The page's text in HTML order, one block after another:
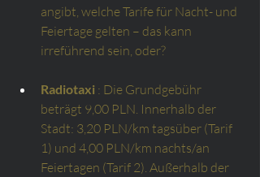
angibt, welche Tarife für Nacht- und
Feiertage gelten – das kann
irreführend sein, oder?
Radiotaxi : Die Grundgebühr
beträgt 9,00 PLN. Innerhalb der
Stadt: 3,20 PLN/km tagsüber (Tarif
1) und 4,00 PLN/km nachts/an
Feiertagen (Tarif 2). Außerhalb der